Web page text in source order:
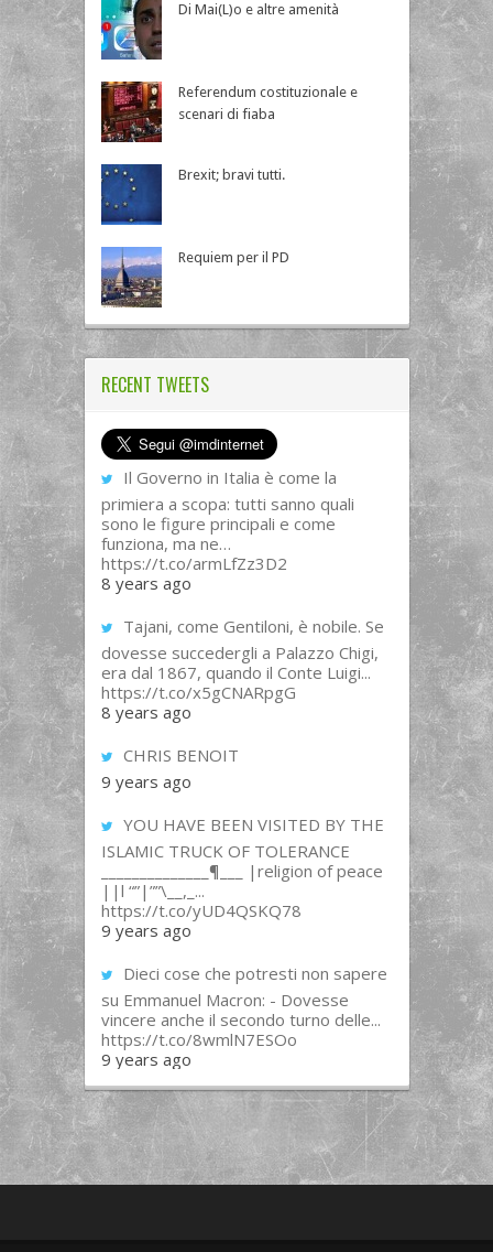
Di Mai(L)o e altre amenità
Referendum costituzionale e
scenari di fiaba
Brexit; bravi tutti.
Requiem per il PD
RECENT TWEETS
Il Governo in Italia è come la
primiera a scopa: tutti sanno quali
sono le figure principali e come
funziona, ma ne…
https://t.co/armLfZz3D2
8 years ago
Tajani, come Gentiloni, è nobile. Se
dovesse succedergli a Palazzo Chigi,
era dal 1867, quando il Conte Luigi...
https://t.co/x5gCNARpgG
8 years ago
CHRIS BENOIT
9 years ago
YOU HAVE BEEN VISITED BY THE
ISLAMIC TRUCK OF TOLERANCE
______________¶___ |religion of peace
||l “”|””\__,_...
https://t.co/yUD4QSKQ78
9 years ago
Dieci cose che potresti non sapere
su Emmanuel Macron: - Dovesse
vincere anche il secondo turno delle...
https://t.co/8wmlN7ESOo
9 years ago